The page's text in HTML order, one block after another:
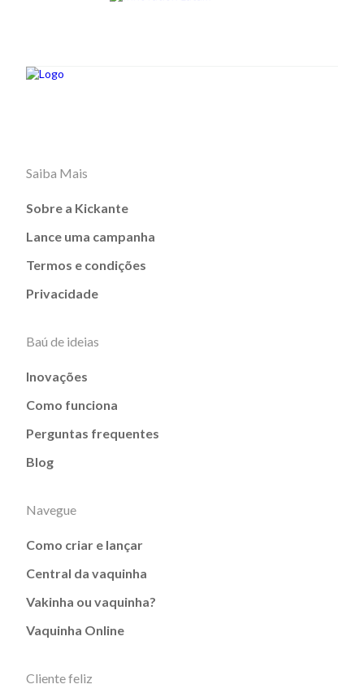
Saiba Mais
Sobre a Kickante
Lance uma campanha
Termos e condições
Privacidade
Baú de ideias
Inovações
Como funciona
Perguntas frequentes
Blog
Navegue
Como criar e lançar
Central da vaquinha
Vakinha ou vaquinha?
Vaquinha Online
Cliente feliz